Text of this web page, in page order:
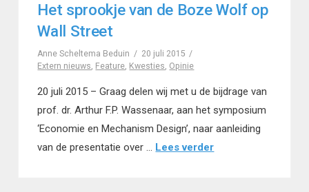
Het sprookje van de Boze Wolf op
Wall Street
Anne Scheltema Beduin
20 juli 2015
Extern nieuws, Feature, Kwesties, Opinie
20 juli 2015 – Graag delen wij met u de bijdrage van
prof. dr. Arthur F.P. Wassenaar, aan het symposium
‘Economie en Mechanism Design’, naar aanleiding
van de presentatie over … Lees verder